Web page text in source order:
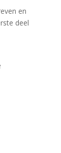
en
deel